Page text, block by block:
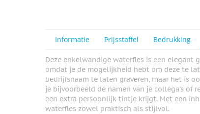
Informatie Prijsstaffel Bedrukking
Deze enkelwandige waterfles is een elegant
omdat je de mogelijkheid hebt om deze te
bedrijfsnaam te laten graveren, maar het is
je bijvoorbeeld de namen van je collega's of
een extra persoonlijk tintje krijgt. Met een
waterfles zowel praktisch als stijlvol.